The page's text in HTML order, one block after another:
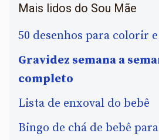
Mais lidos do Sou Mãe
50 desenhos para colorir
Gravidez semana a
completo
Lista de enxoval do bebê
Bingo de chá de bebê